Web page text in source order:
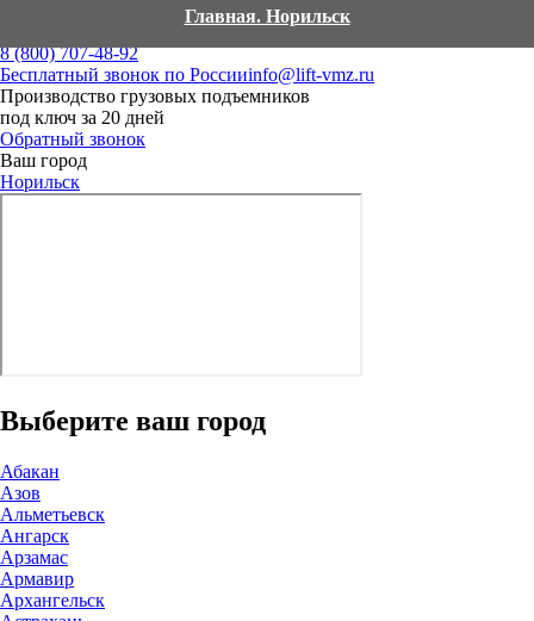
8 (800) 707-48-92
Бесплатный звонок по Россииinfo@lift-vmz.ru
Производство грузовых подъемников
под ключ за 20 дней
Обратный звонок
Ваш город
Норильск
Выберите ваш город
Абакан
Азов
Альметьевск
Ангарск
Арзамас
Армавир
Архангельск
Главная. Норильск